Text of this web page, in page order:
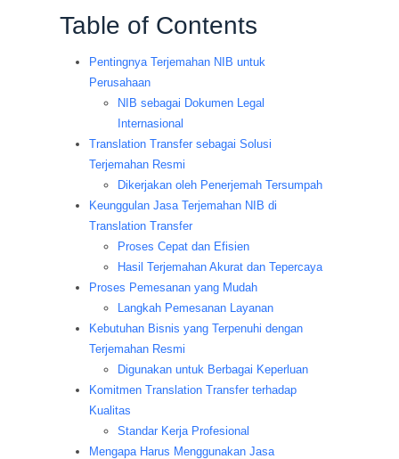
Table of Contents
Pentingnya Terjemahan NIB untuk
Perusahaan
NIB sebagai Dokumen Legal
Internasional
Translation Transfer sebagai Solusi
Terjemahan Resmi
Dikerjakan oleh Penerjemah Tersumpah
Keunggulan Jasa Terjemahan NIB di
Translation Transfer
Proses Cepat dan Efisien
Hasil Terjemahan Akurat dan Tepercaya
Proses Pemesanan yang Mudah
Langkah Pemesanan Layanan
Kebutuhan Bisnis yang Terpenuhi dengan
Terjemahan Resmi
Digunakan untuk Berbagai Keperluan
Komitmen Translation Transfer terhadap
Kualitas
Standar Kerja Profesional
Mengapa Harus Menggunakan Jasa